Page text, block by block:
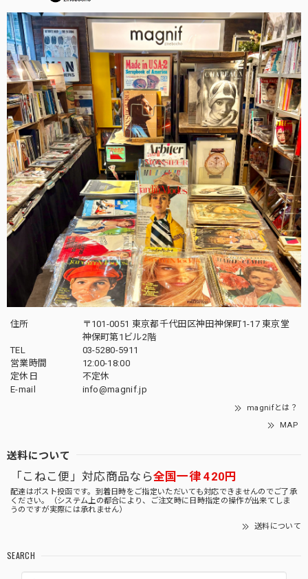
住所
〒101-0051 東京都千代田区神田神保町1-17 東京堂
神保町第1ビル2階
TEL
03-5280-5911
営業時間
12:00-18:00
定休日
不定休
E-mail
info@magnif.jp
magnifとは？
MAP
送料について
「こねこ便」対応商品なら全国一律 420円
配達はポスト投函です。到着日時をご指定いただいても対応できませんのでご了承
ください。（システム上の都合により、ご注文時に日時指定の操作が出来てしま
うのですが実際には承れません）
送料について
SEARCH